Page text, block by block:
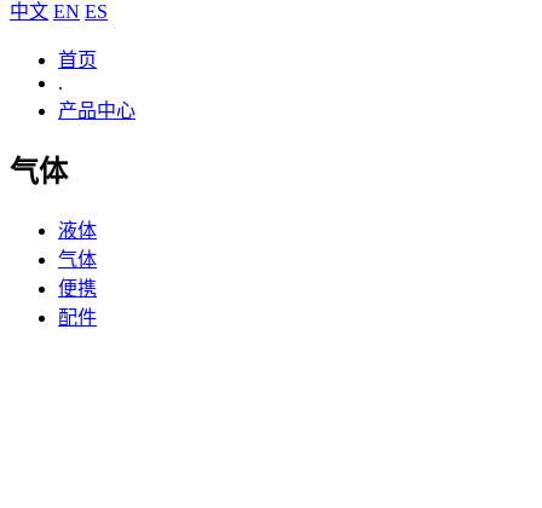
中文 EN ES
首页
.
产品中心
气体
液体
气体
便携
配件